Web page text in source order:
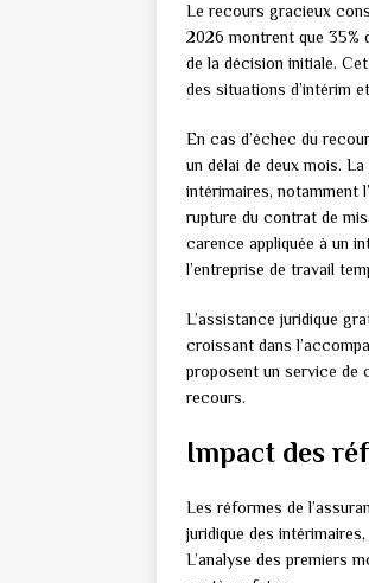
Le recours gracieux
2026 montrent que 35%
de la décision initiale.
des situations d’intérim
En cas d’échec du
un délai de deux mois.
intérimaires, notamment
rupture du contrat de
carence appliquée à un
l’entreprise de travail
L’assistance juridique
croissant dans
proposent un service de
recours.
Impact des
Les réformes de
juridique des
L’analyse des premiers